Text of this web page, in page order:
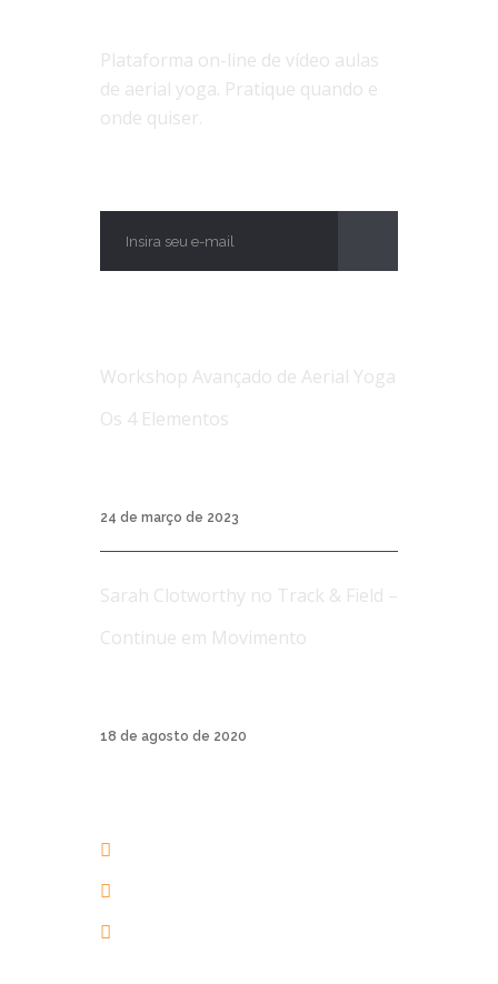
Plataforma on-line de vídeo aulas
de aerial yoga. Pratique quando e
onde quiser.
Workshop Avançado de Aerial Yoga
Os 4 Elementos
24 de março de 2023
Sarah Clotworthy no Track & Field –
Continue em Movimento
18 de agosto de 2020